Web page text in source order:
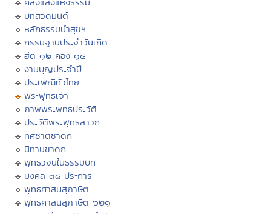
บทสวดมนต์
หลักธรรมนำสุขฯ
กรรมฐานประจำวันเกิด
ฮีต ๑๒ คอง ๑๔
งานบุญประจำปี
ประเพณีทั่วไทย
พระพุทธเจ้า
ภาพพระพุทธประวัติ
ประวัติพระพุทธสาวก
ทศชาติชาดก
นิทานชาดก
พุทธวจนในธรรมบท
มงคล ๓๘ ประการ
พุทธศาสนสุภาษิต
พุทธศาสนสุภาษิต ๖๒๑